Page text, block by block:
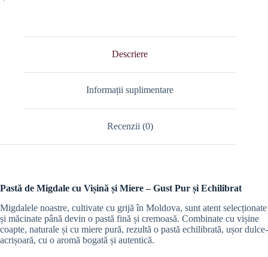
Descriere
Informații suplimentare
Recenzii (0)
Pastă de Migdale cu Vișină și Miere – Gust Pur și Echilibrat
Migdalele noastre, cultivate cu grijă în Moldova, sunt atent selecționate
și măcinate până devin o pastă fină și cremoasă. Combinate cu vișine
coapte, naturale și cu miere pură, rezultă o pastă echilibrată, ușor dulce-
acrișoară, cu o aromă bogată și autentică.